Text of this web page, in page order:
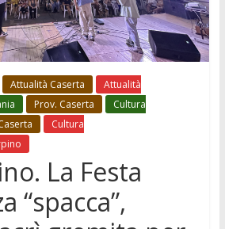
Attualità Caserta
Attualità
Prov. Caserta
Cultura
Cultura
La Festa
“spacca”,